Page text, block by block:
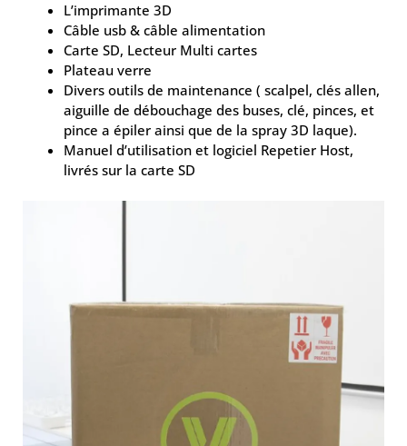
L’imprimante 3D
Câble usb & câble alimentation
Carte SD, Lecteur Multi cartes
Plateau verre
Divers outils de maintenance ( scalpel, clés allen,
aiguille de débouchage des buses, clé, pinces, et
pince a épiler ainsi que de la spray 3D laque).
Manuel d’utilisation et logiciel Repetier Host,
livrés sur la carte SD